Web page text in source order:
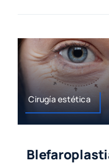
Cirugía estética